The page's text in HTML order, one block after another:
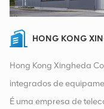
HONG KONG
Hong Kong Xingheda
integrados de
É uma empresa de